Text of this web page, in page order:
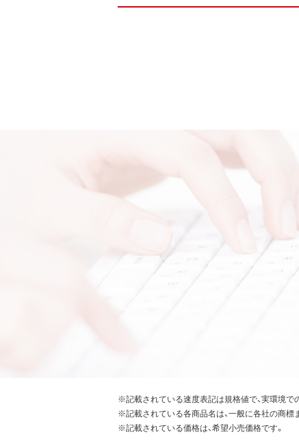
※記載されている速度表記は規格値で、実環境で
※記載されている各商品名は、一般に各社の商標
※記載されている価格は、希望小売価格です。